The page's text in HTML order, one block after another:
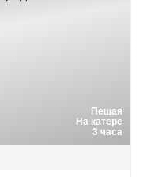
Пешая
На катере
3 часа